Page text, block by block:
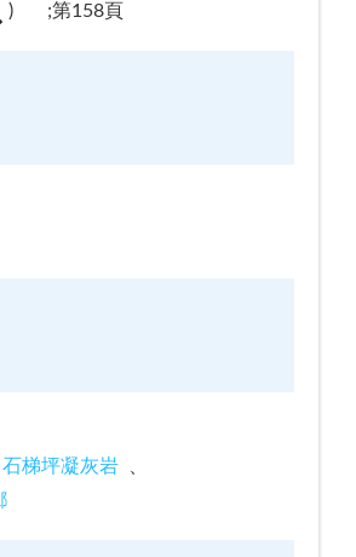
) ;第158頁
石梯坪凝灰岩